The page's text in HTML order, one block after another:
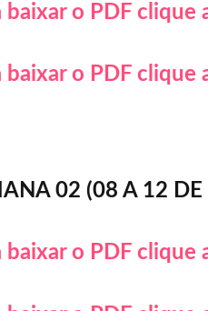
baixar o PDF clique
baixar o PDF clique
02 (08 A 12 DE
baixar o PDF clique